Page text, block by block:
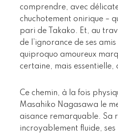
comprendre, avec
chuchotement onirique –
pari de Takako. Et, au
de l’ignorance de ses
quiproquo amoureux
certaine, mais essentielle,
Ce chemin, à la fois
Masahiko Nagasawa le
aisance remarquable. Sa
incroyablement fluide,